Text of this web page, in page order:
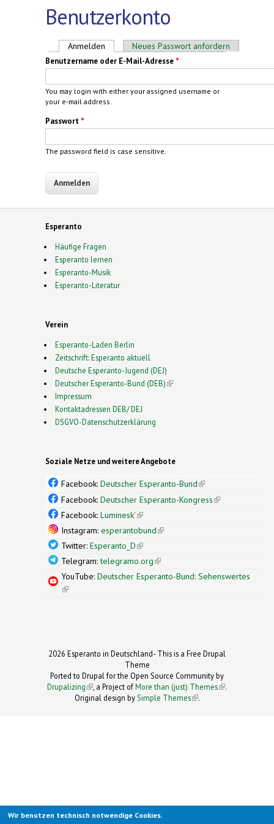
Benutzerkonto
Haupt-Reiter
Anmelden (aktiver Reiter)
Neues Passwort anfordern
Benutzername oder E-Mail-Adresse *
You may login with either your assigned username or
your e-mail address.
Passwort *
The password field is case sensitive.
Esperanto
Häufige Fragen
Esperanto lernen
Esperanto-Musik
Esperanto-Literatur
Verein
Esperanto-Laden Berlin
Zeitschrift: Esperanto aktuell
Deutsche Esperanto-Jugend (DEJ)
Deutscher Esperanto-Bund (DEB)(link is external)
Impressum
Kontaktadressen DEB/ DEJ
DSGVO-Datenschutzerklärung
Soziale Netze und weitere Angebote
Facebook: Deutscher Esperanto-Bund(link is
external)
Facebook: Deutscher Esperanto-Kongress(link is
Facebook: Luminesk'(link is external)
Instagram: esperantobund(link is external)
Twitter: Esperanto_D(link is external)
Telegram:telegramo.org(link is external)
YouTube: Deutscher Esperanto-Bund: Sehenswertes
(link is external)
2026 Esperanto in Deutschland- This is a Free Drupal
Theme
Ported to Drupal for the Open Source Community by
Drupalizing(link is external)
, a Project ofMore than (just) Themes (link is
.
Original design by Simple Themes
(link is
.
Wir benutzen technisch notwendige Cookies.